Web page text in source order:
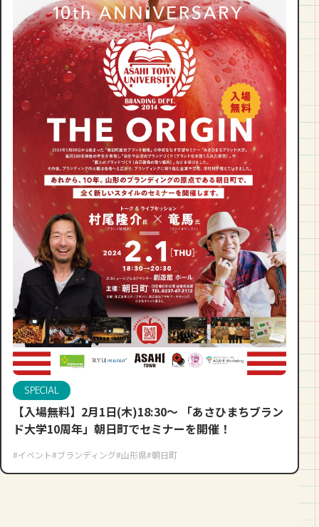
SPECIAL
【入場無料】2月1日(木)18:30〜 「あさひまちブラン
ド大学10周年」朝日町でセミナーを開催！
#イベント#ブランディング#山形県#朝日町